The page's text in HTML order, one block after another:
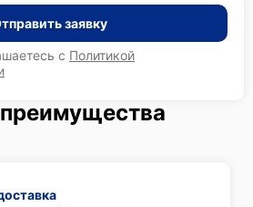
заявку
с Политикой